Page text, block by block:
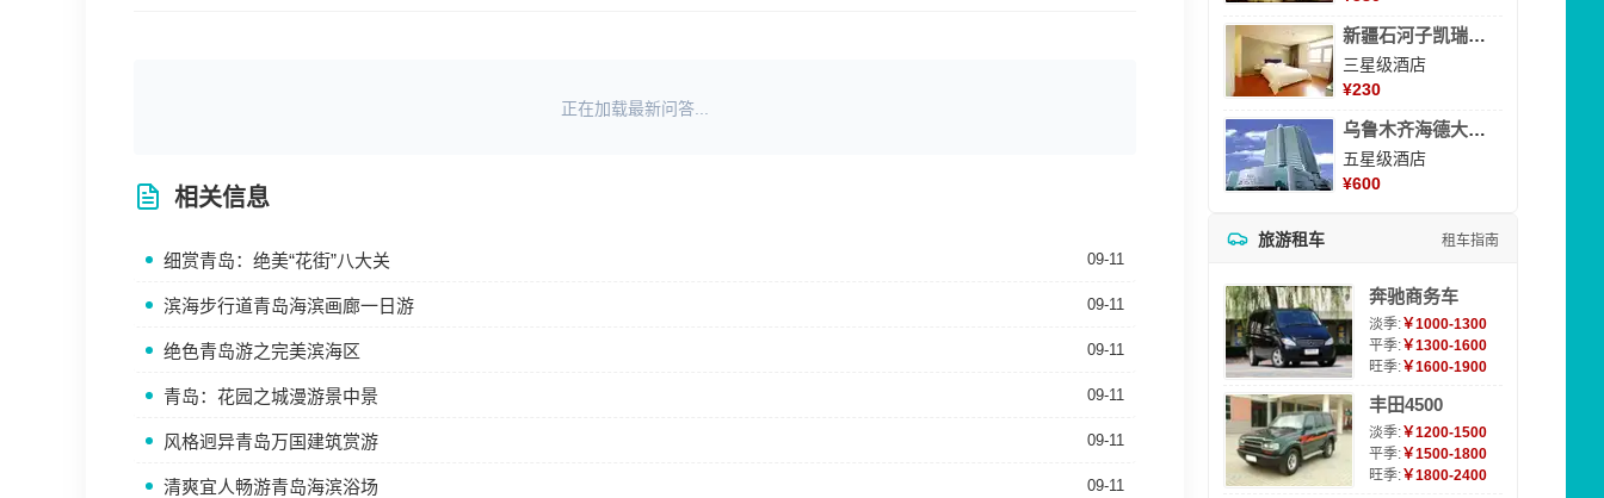
正在加载最新问答...
相关信息
细赏青岛：绝美“花街”八大关 09-11
滨海步行道青岛海滨画廊一日游 09-11
绝色青岛游之完美滨海区 09-11
青岛：花园之城漫游景中景 09-11
风格迥异青岛万国建筑赏游 09-11
清爽宜人畅游青岛海滨浴场 09-11
新疆石河子凯瑞酒店
三星级酒店
¥230
乌鲁木齐海德大酒店
五星级酒店
¥600
旅游租车 租车指南
奔驰商务车
淡季:￥1000-1300
平季:￥1300-1600
旺季:￥1600-1900
丰田4500
淡季:￥1200-1500
平季:￥1500-1800
旺季:￥1800-2400